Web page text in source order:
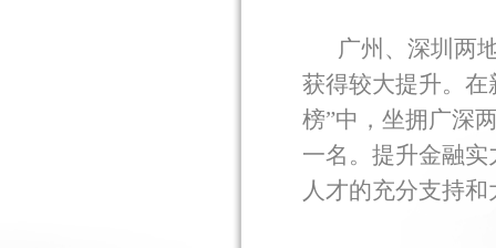
广州、深圳两
获得较大提升。
榜”中，坐拥广深
一名。提升金融
人才的充分支持